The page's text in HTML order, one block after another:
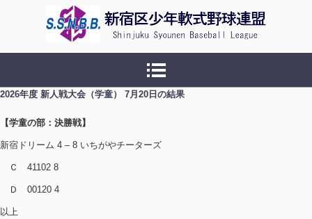
新宿区少年軟式野球連盟
2026年度 新人戦大会（学童） 7月20日の結果
【学童の部：決勝戦】
新宿ドリーム 4 – 8 いちがやチーターズ
Ｃ 41102 8
Ｄ 00120 4
以上